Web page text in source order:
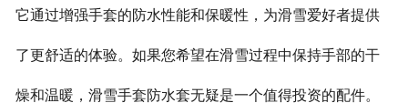
它通过增强手套的防水性能和保暖性，为滑雪爱好者提供
了更舒适的体验。如果您希望在滑雪过程中保持手部的干
燥和温暖，滑雪手套防水套无疑是一个值得投资的配件。